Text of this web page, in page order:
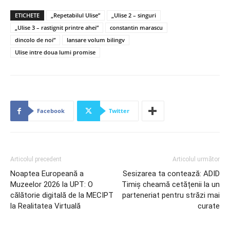
ETICHETE „Repetabilul Ulise”
„Ulise 2 – singuri
„Ulise 3 – rastignit printre ahei”
constantin marascu
dincolo de noi”
lansare volum bilingv
Ulise intre doua lumi promise
Facebook Twitter
Articolul precedent
Noaptea Europeană a
Muzeelor 2026 la UPT: O
călătorie digitală de la MECIPT
la Realitatea Virtuală
Articolul următor
Sesizarea ta contează: ADID
Timiș cheamă cetățenii la un
parteneriat pentru străzi mai
curate